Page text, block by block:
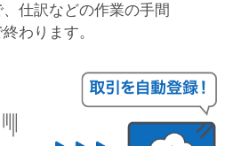
仕訳などの作業の手間
わります。